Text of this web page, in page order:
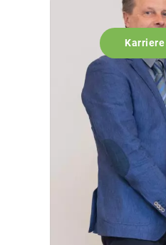
Karriere